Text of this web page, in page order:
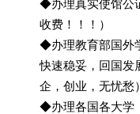
◆办理真实使馆公
收费！！！）
◆办理教育部国外
快速稳妥，回国发
企，创业，无忧
◆办理各国各大学